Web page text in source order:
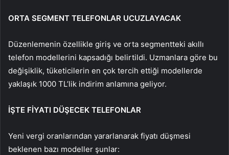
ORTA SEGMENT TELEFONLAR UCUZLAYACAK
Düzenlemenin özellikle giriş ve orta segmentteki akıllı
telefon modellerini kapsadığı belirtildi. Uzmanlara göre bu
değişiklik, tüketicilerin en çok tercih ettiği modellerde
yaklaşık 1000 TL’lik indirim anlamına geliyor.
İŞTE FİYATI DÜŞECEK TELEFONLAR
Yeni vergi oranlarından yararlanarak fiyatı düşmesi
beklenen bazı modeller şunlar: